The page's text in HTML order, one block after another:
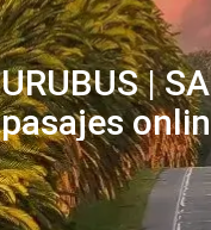
URUBUS |
pasajes